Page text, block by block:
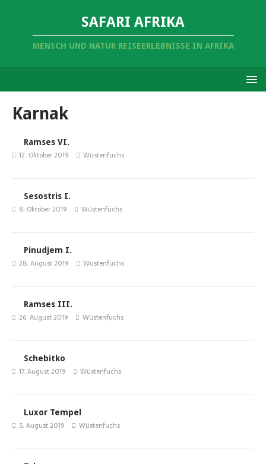
SAFARI AFRIKA
MENSCH UND NATUR REISEERLEBNISSE IN AFRIKA
Karnak
Ramses VI.
12. Oktober 2019 Wüstenfuchs
Sesostris I.
8. Oktober 2019 Wüstenfuchs
Pinudjem I.
28. August 2019 Wüstenfuchs
Ramses III.
26. August 2019 Wüstenfuchs
Schebitko
17. August 2019 Wüstenfuchs
Luxor Tempel
5. August 2019 Wüstenfuchs